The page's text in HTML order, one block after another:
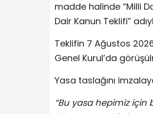
madde halinde “Milli
Dair Kanun Teklifi”
Teklifin 7 Ağustos
Genel Kurul’da
Yasa taslağını
“Bu yasa hepimiz için